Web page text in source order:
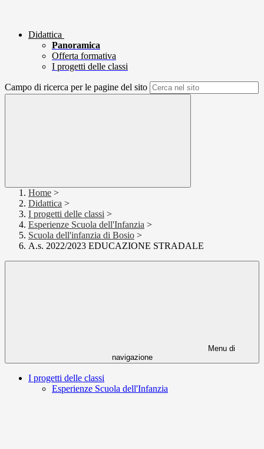
Didattica
Panoramica
Offerta formativa
I progetti delle classi
Campo di ricerca per le pagine del sito
Home >
Didattica >
I progetti delle classi >
Esperienze Scuola dell'Infanzia >
Scuola dell'infanzia di Bosio >
A.s. 2022/2023 EDUCAZIONE STRADALE
Menu di
navigazione
I progetti delle classi
Esperienze Scuola dell'Infanzia